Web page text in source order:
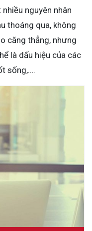
nhiều nguyên nhân
thoáng qua, không
căng thẳng, nhưng
là dấu hiệu của các
sống,….